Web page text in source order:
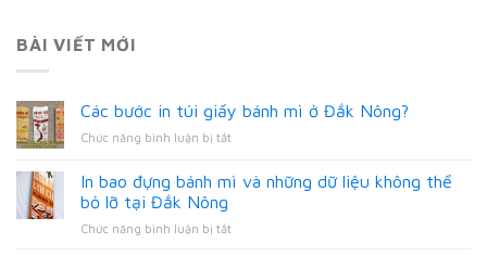
BÀI VIẾT MỚI
Các bước in túi giấy bánh mì ở Đắk Nông?
Chức năng bình luận bị tắtở
bước
in
giấy
In bao đựng bánh mì và những dữ liệu không thể
bỏ lỡ tại Đắk Nông
Chức năng bình luận bị tắtở